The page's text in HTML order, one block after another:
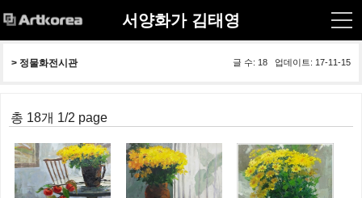
서양화가 김태영
글 수: 18 업데이트: 17-11-15
> 정물화전시관
총 18개 1/2 page